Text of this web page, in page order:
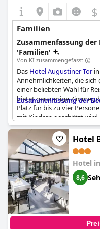
$
Familien
Zusammenfassung
'Familien'
Von KI zusammengefasst
Das Hotel Augustiner Torin
Annehmlichkeiten, die sich
einer beliebten Wahl für
bietet geräumige Zimmer,
Platz für bis zu vier
mit Kindern geschätzt
Zimmern tragen zum
Aufenthalt für Familien
Gäste empfinden die
Hotels als einladend, und
Frühstücksoptionen
strategische Lage des
Hafens ist ideal für
einfachen Zugang zu den
Einige Gäste haben
Zusammenfassung der
Hotel
Hotel in
8,6